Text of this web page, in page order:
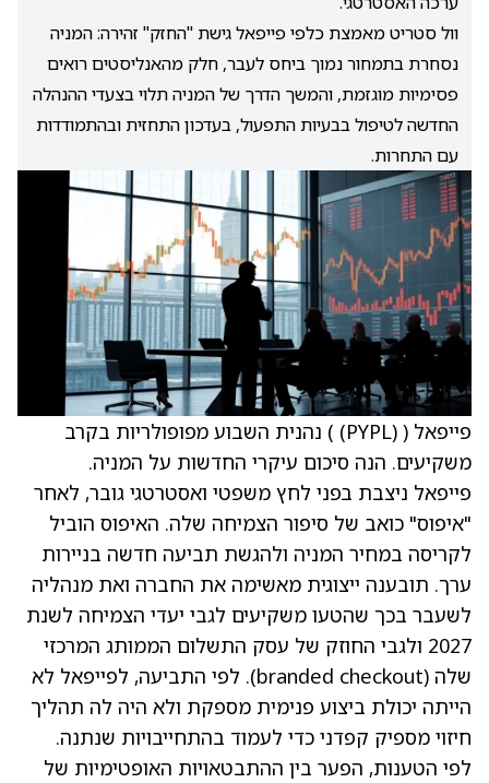
וול סטריט מאמצת כלפי פייפאל גישת "החזק" זהירה: המניה
נסחרת בתמחור נמוך ביחס לעבר, חלק מהאנליסטים רואים
פסימיות מוגזמת, והמשך הדרך של המניה תלוי בצעדי ההנהלה
החדשה לטיפול בבעיות התפעול, בעדכון התחזית ובהתמודדות
עם התחרות.
פייפאל ( (PYPL)
) נהנית השבוע מפופולריות בקרב
משקיעים. הנה סיכום עיקרי החדשות על המניה.
פייפאל ניצבת בפני לחץ משפטי ואסטרטגי גובר, לאחר
"איפוס" כואב של סיפור הצמיחה שלה. האיפוס הוביל
לקריסה במחיר המניה ולהגשת תביעה חדשה בניירות
ערך. תובענה ייצוגית מאשימה את החברה ואת מנהליה
לשעבר בכך שהטעו משקיעים לגבי יעדי הצמיחה לשנת
2027 ולגבי החוזק של עסק התשלום הממותג המרכזי
שלה (branded checkout). לפי התביעה, לפייפאל לא
הייתה יכולת ביצוע פנימית מספקת ולא היה לה תהליך
חיזוי מספיק קפדני כדי לעמוד בהתחייבויות שנתנה.
לפי הטענות, הפער בין ההתבטאויות האופטימיות של